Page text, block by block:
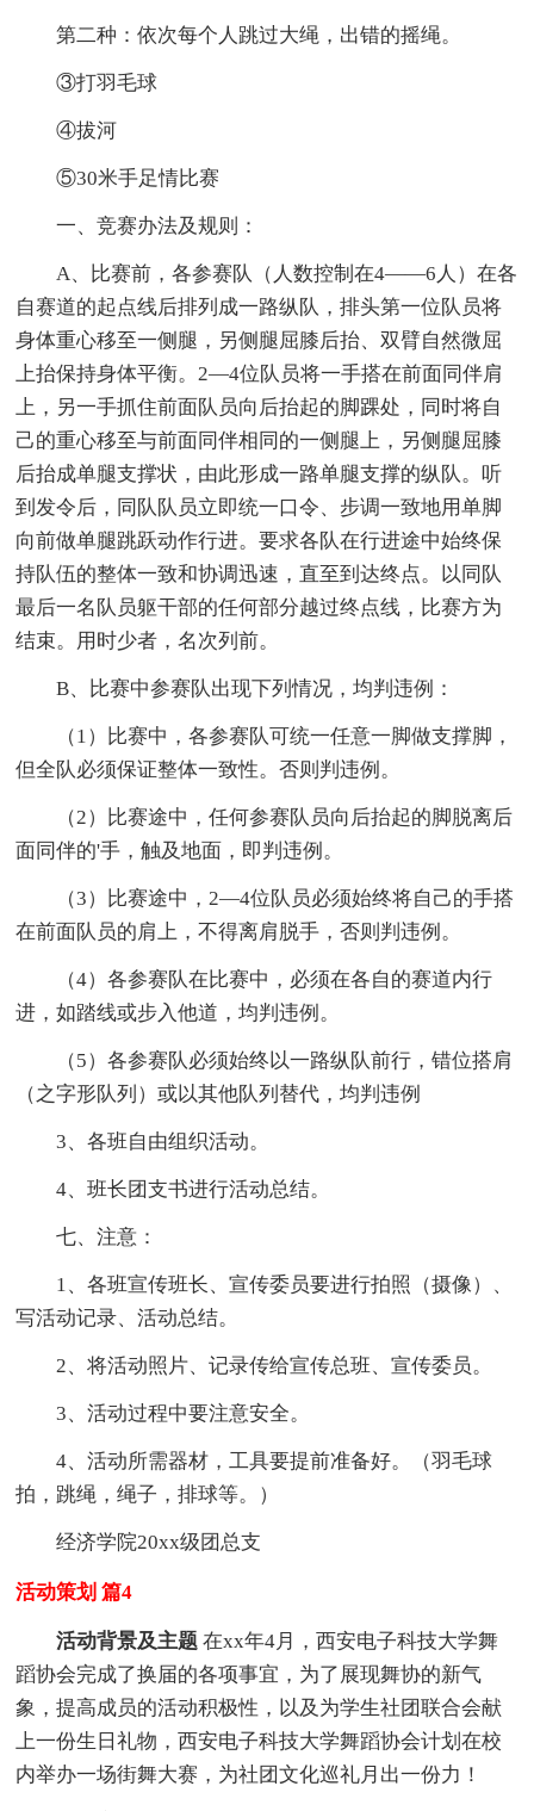
第二种：依次每个人跳过大绳，出错的摇绳。
③打羽毛球
④拔河
⑤30米手足情比赛
一、竞赛办法及规则：
A、比赛前，各参赛队（人数控制在4——6人）在各
自赛道的起点线后排列成一路纵队，排头第一位队员将
身体重心移至一侧腿，另侧腿屈膝后抬、双臂自然微屈
上抬保持身体平衡。2—4位队员将一手搭在前面同伴肩
上，另一手抓住前面队员向后抬起的脚踝处，同时将自
己的重心移至与前面同伴相同的一侧腿上，另侧腿屈膝
后抬成单腿支撑状，由此形成一路单腿支撑的纵队。听
到发令后，同队队员立即统一口令、步调一致地用单脚
向前做单腿跳跃动作行进。要求各队在行进途中始终保
持队伍的整体一致和协调迅速，直至到达终点。以同队
最后一名队员躯干部的任何部分越过终点线，比赛方为
结束。用时少者，名次列前。
B、比赛中参赛队出现下列情况，均判违例：
（1）比赛中，各参赛队可统一任意一脚做支撑脚，
但全队必须保证整体一致性。否则判违例。
（2）比赛途中，任何参赛队员向后抬起的脚脱离后
面同伴的'手，触及地面，即判违例。
（3）比赛途中，2—4位队员必须始终将自己的手搭
在前面队员的肩上，不得离肩脱手，否则判违例。
（4）各参赛队在比赛中，必须在各自的赛道内行
进，如踏线或步入他道，均判违例。
（5）各参赛队必须始终以一路纵队前行，错位搭肩
（之字形队列）或以其他队列替代，均判违例
3、各班自由组织活动。
4、班长团支书进行活动总结。
七、注意：
1、各班宣传班长、宣传委员要进行拍照（摄像）、
写活动记录、活动总结。
2、将活动照片、记录传给宣传总班、宣传委员。
3、活动过程中要注意安全。
4、活动所需器材，工具要提前准备好。（羽毛球
拍，跳绳，绳子，排球等。）
经济学院20xx级团总支
活动策划 篇4
活动背景及主题 在xx年4月，西安电子科技大学舞
蹈协会完成了换届的各项事宜，为了展现舞协的新气
象，提高成员的活动积极性，以及为学生社团联合会献
上一份生日礼物，西安电子科技大学舞蹈协会计划在校
内举办一场街舞大赛，为社团文化巡礼月出一份力！